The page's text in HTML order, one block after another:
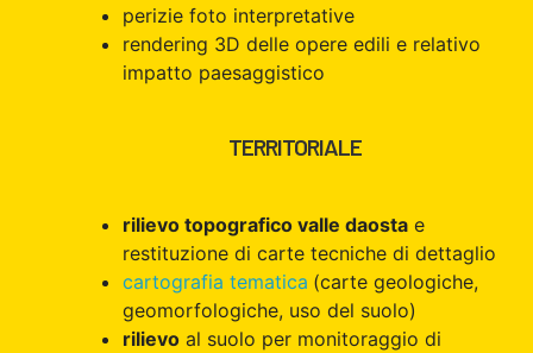
perizie foto interpretative
rendering 3D delle opere edili e relativo
impatto paesaggistico
TERRITORIALE
rilievo topografico valle daosta e
restituzione di carte tecniche di dettaglio
cartografia tematica (carte geologiche,
geomorfologiche, uso del suolo)
rilievo al suolo per monitoraggio di